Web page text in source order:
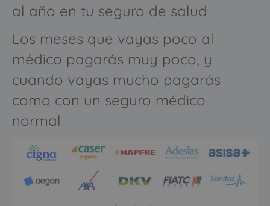
al año en tu seguro de salud
Los meses que vayas poco al
médico pagarás muy poco, y
cuando vayas mucho pagarás
como con un seguro médico
normal